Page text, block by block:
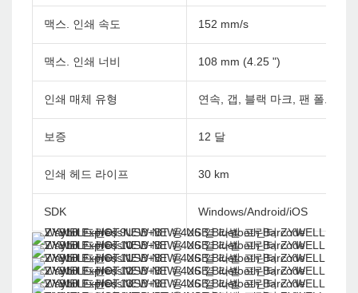
맥스. 인쇄 속도 152 mm/s
맥스. 인쇄 너비 108 mm (4.25 ")
인쇄 매체 유형 연속, 갭, 블랙 마크, 팬 폴드 및
보증 12 달
인쇄 헤드 라이프 30 km
SDK Windows/Android/iOS